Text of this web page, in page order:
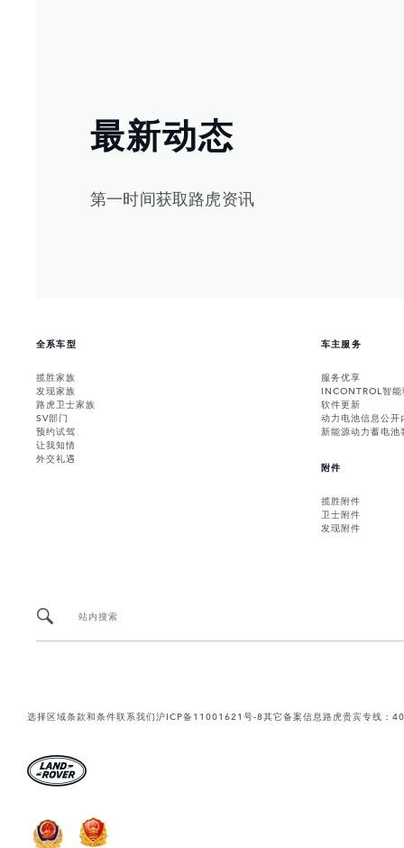
最新动态
第一时间获取路虎资讯
全系车型
揽胜家族
发现家族
路虎卫士家族
SV部门
预约试驾
让我知情
外交礼遇
车主服务
服务优享
INCONTROL智
软件更新
动力电池信息公开
新能源动力蓄电池
附件
揽胜附件
卫士附件
发现附件
站内搜索
选择区域条款和条件联系我们沪ICP备11001621号-8其它备案信息路虎贵宾专线：